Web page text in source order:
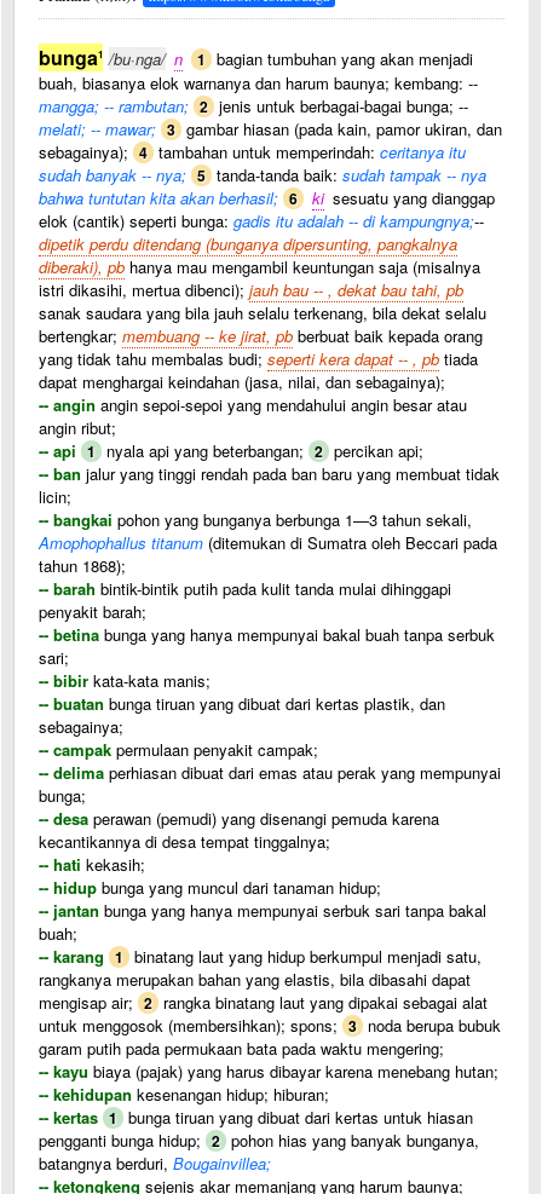
bunga1 /bu·nga/ n 1 bagian tumbuhan yang akan menjadi
buah, biasanya elok warnanya dan harum baunya; kembang: --
mangga; -- rambutan; 2 jenis untuk berbagai-bagai bunga; --
melati; -- mawar; 3 gambar hiasan (pada kain, pamor ukiran, dan
sebagainya); 4 tambahan untuk memperindah: ceritanya itu
sudah banyak -- nya; 5 tanda-tanda baik: sudah tampak -- nya
bahwa tuntutan kita akan berhasil; 6 ki sesuatu yang dianggap
elok (cantik) seperti bunga: gadis itu adalah -- di kampungnya;--
dipetik perdu ditendang (bunganya dipersunting, pangkalnya
diberaki), pb hanya mau mengambil keuntungan saja (misalnya
istri dikasihi, mertua dibenci); jauh bau -- , dekat bau tahi, pb
sanak saudara yang bila jauh selalu terkenang, bila dekat selalu
bertengkar; membuang -- ke jirat, pb berbuat baik kepada orang
yang tidak tahu membalas budi; seperti kera dapat -- , pb tiada
dapat menghargai keindahan (jasa, nilai, dan sebagainya);
-- angin angin sepoi-sepoi yang mendahului angin besar atau
angin ribut;
-- api 1 nyala api yang beterbangan; 2 percikan api;
-- ban jalur yang tinggi rendah pada ban baru yang membuat tidak
licin;
-- bangkai pohon yang bunganya berbunga 1—3 tahun sekali,
Amophophallus titanum (ditemukan di Sumatra oleh Beccari pada
tahun 1868);
-- barah bintik-bintik putih pada kulit tanda mulai dihinggapi
penyakit barah;
-- betina bunga yang hanya mempunyai bakal buah tanpa serbuk
sari;
-- bibir kata-kata manis;
-- buatan bunga tiruan yang dibuat dari kertas plastik, dan
sebagainya;
-- campak permulaan penyakit campak;
-- delima perhiasan dibuat dari emas atau perak yang mempunyai
bunga;
-- desa perawan (pemudi) yang disenangi pemuda karena
kecantikannya di desa tempat tinggalnya;
-- hati kekasih;
-- hidup bunga yang muncul dari tanaman hidup;
-- jantan bunga yang hanya mempunyai serbuk sari tanpa bakal
buah;
-- karang 1 binatang laut yang hidup berkumpul menjadi satu,
rangkanya merupakan bahan yang elastis, bila dibasahi dapat
mengisap air; 2 rangka binatang laut yang dipakai sebagai alat
untuk menggosok (membersihkan); spons; 3 noda berupa bubuk
garam putih pada permukaan bata pada waktu mengering;
-- kayu biaya (pajak) yang harus dibayar karena menebang hutan;
-- kehidupan kesenangan hidup; hiburan;
-- kertas 1 bunga tiruan yang dibuat dari kertas untuk hiasan
pengganti bunga hidup; 2 pohon hias yang banyak bunganya,
batangnya berduri, Bougainvillea;
-- ketongkeng sejenis akar memanjang yang harum baunya;